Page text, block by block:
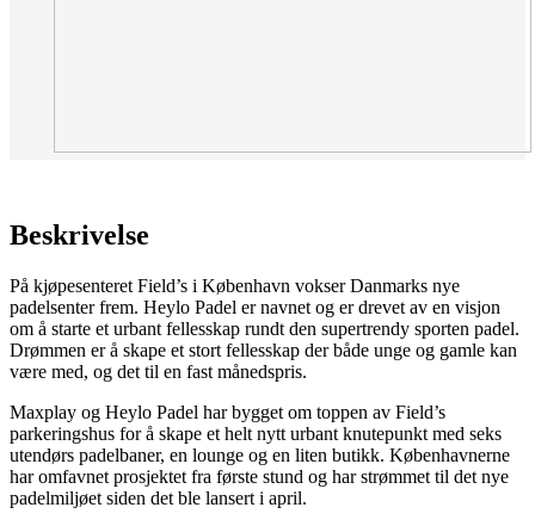
Beskrivelse
På kjøpesenteret Field’s i København vokser Danmarks nye
padelsenter frem. Heylo Padel er navnet og er drevet av en visjon
om å starte et urbant fellesskap rundt den supertrendy sporten padel.
Drømmen er å skape et stort fellesskap der både unge og gamle kan
være med, og det til en fast månedspris.
Maxplay og Heylo Padel har bygget om toppen av Field’s
parkeringshus for å skape et helt nytt urbant knutepunkt med seks
utendørs padelbaner, en lounge og en liten butikk. Københavnerne
har omfavnet prosjektet fra første stund og har strømmet til det nye
padelmiljøet siden det ble lansert i april.